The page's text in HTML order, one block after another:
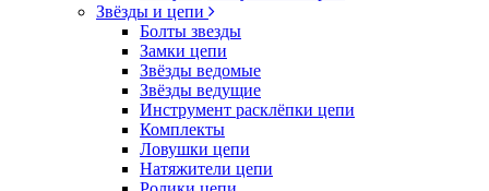
Звёзды и цепи
Болты звезды
Замки цепи
Звёзды ведомые
Звёзды ведущие
Инструмент расклёпки цепи
Комплекты
Ловушки цепи
Натяжители цепи